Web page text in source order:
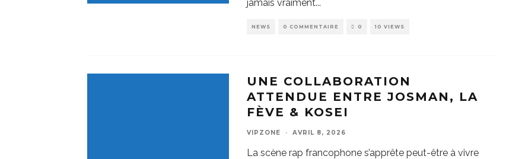
jamais vraiment...
NEWS 0 COMMENTAIRE 0 10 VIEWS
UNE COLLABORATION
ATTENDUE ENTRE JOSMAN, LA
FÈVE & KOSEI
VIPZONE · AVRIL 8, 2026
La scène rap francophone s’apprête peut-être à vivre